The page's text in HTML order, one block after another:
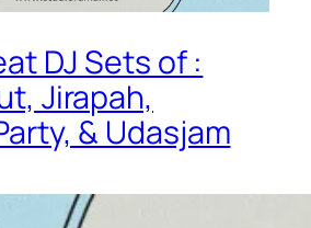
DJ Sets of :
Jirapah,
& Udasjam